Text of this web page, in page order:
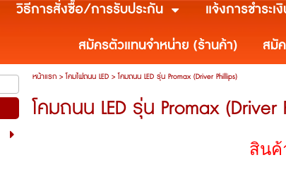
วิธีการสั่งซื้อ/การรับประกัน แจ้งการชำระเ
สมัครตัวแทนจำหน่าย (ร้านค้า)
สมั
หน้าแรก>โคมไฟถนน LED>โคมถนน LED รุ่น Promax (Driver Phillips)
โคมถนน LED รุ่น Promax (Driver
สินค้